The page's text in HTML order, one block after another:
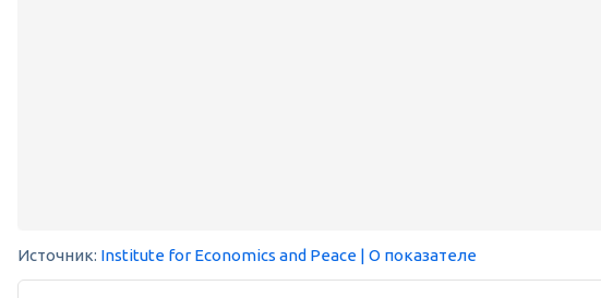
Источник: Institute for Economics and Peace | О показателе